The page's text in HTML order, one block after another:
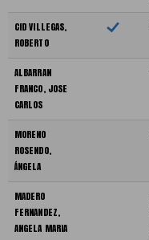
CID VILLEGAS,
ROBERTO
ALBARRAN
FRANCO, JOSE
CARLOS
MORENO
ROSENDO,
ÁNGELA
MADERO
FERNANDEZ,
ANGELA MARIA